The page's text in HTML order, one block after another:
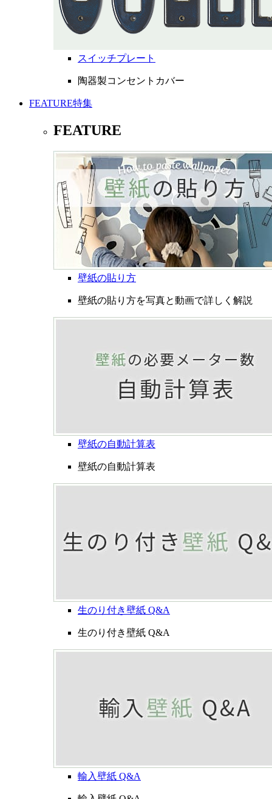
スイッチプレート
陶器製コンセントカバー
FEATURE特集
FEATURE
壁紙の貼り方
壁紙の貼り方を写真と動画で詳しく解説
壁紙の自動計算表
壁紙の自動計算表
生のり付き壁紙 Q&A
生のり付き壁紙 Q&A
輸入壁紙 Q&A